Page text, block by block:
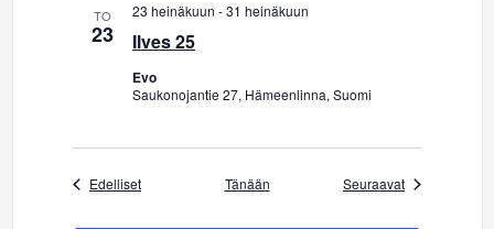
TO
23 Ilves 25
23 heinäkuun -31 heinäkuun
Evo
Saukonojantie 27, Hämeenlinna, Suomi
EdellisetTapahtumat Tänään SeuraavatTapahtumat